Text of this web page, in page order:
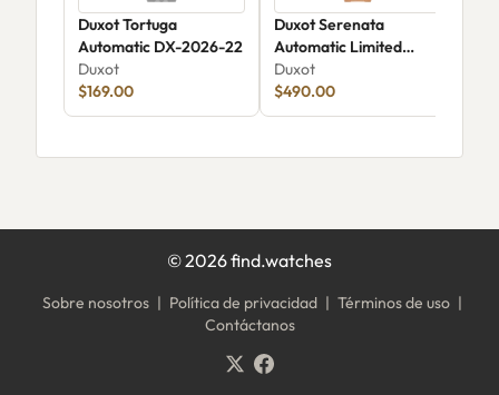
Duxot Tortuga
Automatic DX-2026-22
Duxot
$169.00
Duxot Serenata
Automatic Limited
Edition DX-2058-GG
Duxot
$490.00
©2026find.watches
Sobre nosotros | Política de privacidad | Términos de uso |
Contáctanos